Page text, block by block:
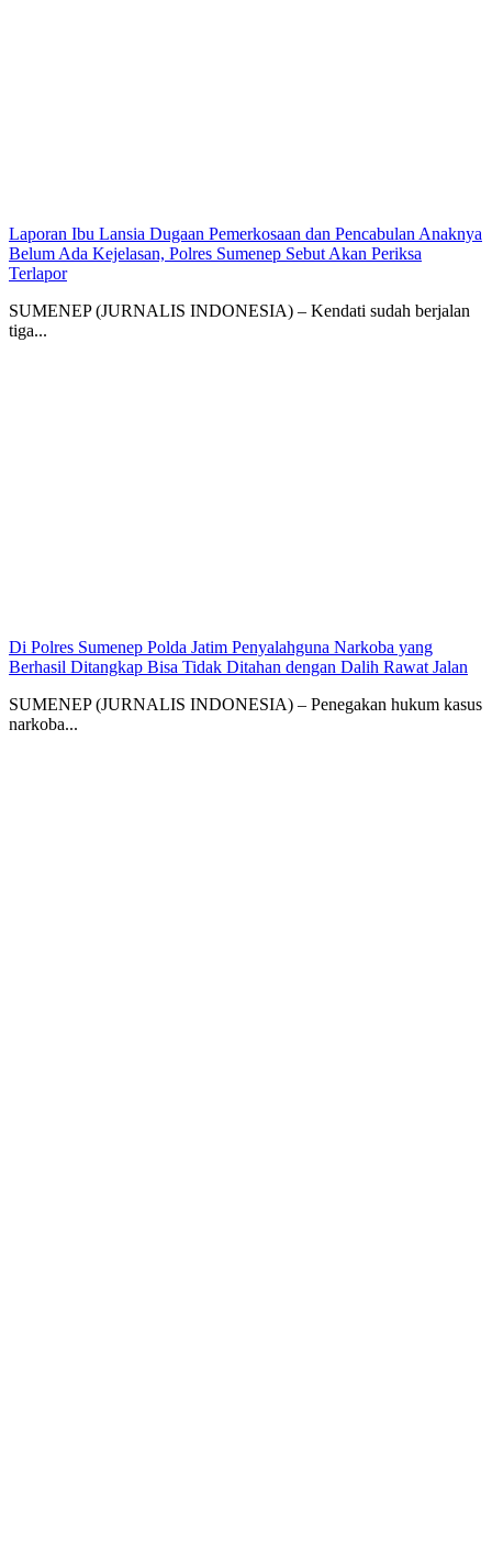
Laporan Ibu Lansia Dugaan Pemerkosaan dan Pencabulan Anaknya
Belum Ada Kejelasan, Polres Sumenep Sebut Akan Periksa
Terlapor
SUMENEP (JURNALIS INDONESIA) – Kendati sudah berjalan
tiga...
Di Polres Sumenep Polda Jatim Penyalahguna Narkoba yang
Berhasil Ditangkap Bisa Tidak Ditahan dengan Dalih Rawat Jalan
SUMENEP (JURNALIS INDONESIA) – Penegakan hukum kasus
narkoba...